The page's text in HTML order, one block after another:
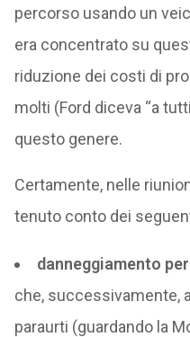
percorso usando un
era concentrato su
riduzione dei costi di
molti (Ford diceva “a
questo genere.
Certamente, nelle
tenuto conto dei
danneggiamento
che, successivamente,
paraurti (guardando la